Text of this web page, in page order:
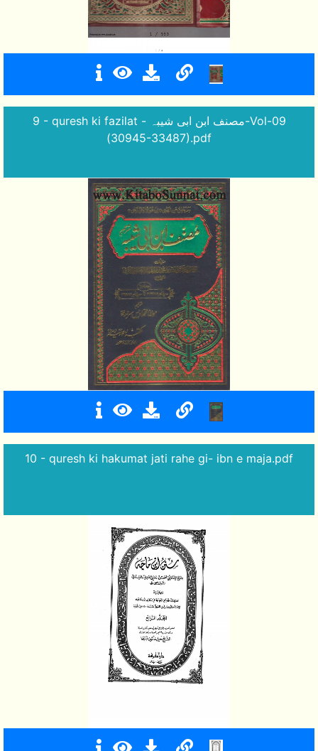
9 - quresh ki fazilat - مصنف ابن ابی شیبہ-Vol-09
(30945-33487).pdf
10 - quresh ki hakumat jati rahe gi- ibn e maja.pdf